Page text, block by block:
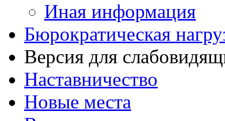
Иная информация
Бюрократическая
Версия для
Наставничество
Новые места